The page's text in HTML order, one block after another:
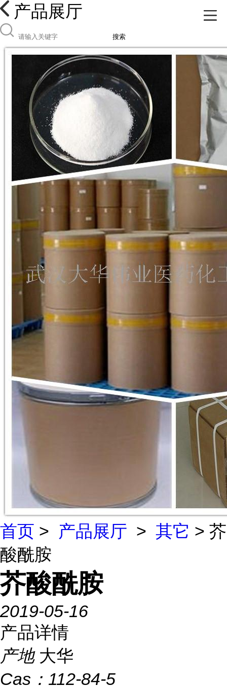
产品展厅
搜索
首页 > 产品展厅 > 其它 > 芥
酸酰胺
芥酸酰胺
2019-05-16
产品详情
产地 大华
Cas： 112-84-5